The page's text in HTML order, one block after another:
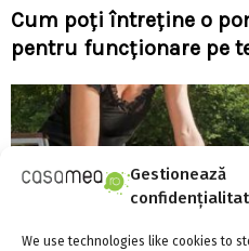
Gestionează
We use technologies like cookies to
Cum poți întreține o
pentru funcționare pe